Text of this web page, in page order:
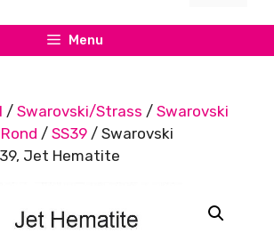
Menu
/ Swarovski/Strass / Swarovski
Rond / SS39 / Swarovski
Jet Hematite